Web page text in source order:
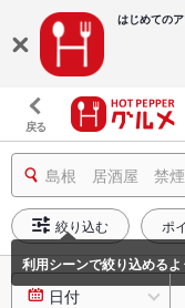
はじめての
戻る
島根 居酒屋 禁煙
絞り込む ポ
日付